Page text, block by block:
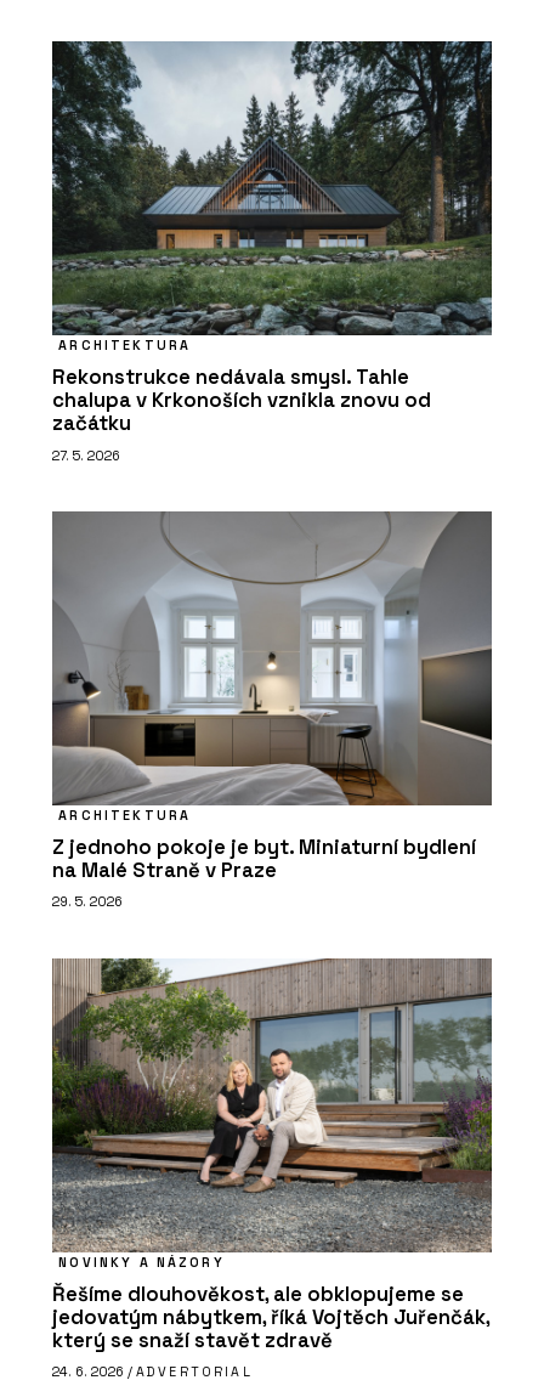
ARCHITEKTURA
Rekonstrukce nedávala smysl. Tahle
chalupa v Krkonoších vznikla znovu od
začátku
27. 5. 2026
ARCHITEKTURA
Z jednoho pokoje je byt. Miniaturní bydlení
na Malé Straně v Praze
29. 5. 2026
NOVINKY A NÁZORY
Řešíme dlouhověkost, ale obklopujeme se
jedovatým nábytkem, říká Vojtěch Juřenčák,
který se snaží stavět zdravě
24. 6. 2026 / ADVERTORIAL